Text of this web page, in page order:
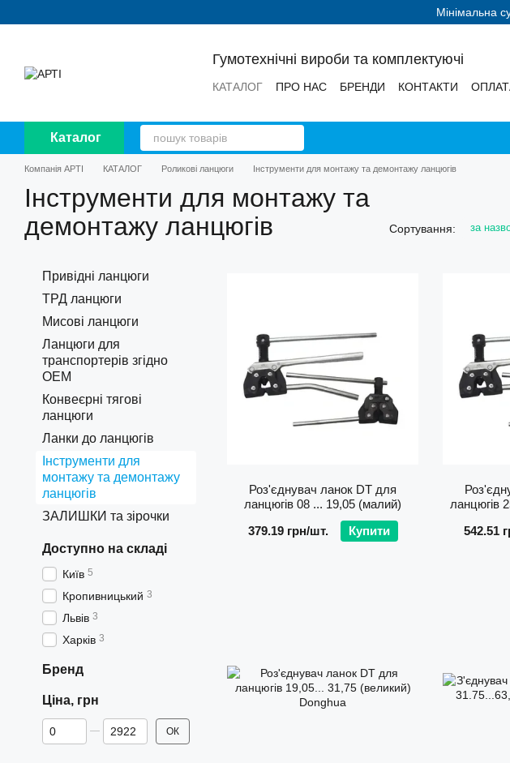
Мінімальна
Гумотехнічні вироби та комплектуючі
КАТАЛОГ ПРО НАС БРЕНДИ КОНТАКТИ
Каталог
Компанія АРТІ КАТАЛОГ Роликові ланцюги Інструменти для монтажу та демонтажу ланцюгів
Інструменти для монтажу та
демонтажу ланцюгів
Сортування: за
Роз'єднувач ланок DТ для
ланцюгів 08 ... 19,05 (малий)
379.19 грн/шт.
Купити
ланцюгів
542.51
Привідні ланцюги
ТРД ланцюги
Мисові ланцюги
Ланцюги для
транспортерів згідно
ОEМ
Конвеєрні тягові
ланцюги
Ланки до ланцюгів
Інструменти для
монтажу та демонтажу
ланцюгів
ЗАЛИШКИ та зірочки
Доступно на складі
Київ 5
Кропивницький 3
Львів 3
Харків 3
Бренд
Ціна, грн
Від Ціна, грн
До Ціна, грн ОК